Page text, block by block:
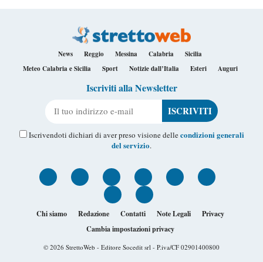
News Reggio Messina Calabria
Sicilia
Meteo Calabria e Sicilia
Sport Notizie dall’Italia Esteri Auguri
Iscriviti alla Newsletter
Iscrivendoti dichiari di aver preso visione dellecondizioni generali
del servizio.
Chi siamo Redazione Contatti Note Legali
Privacy
Cambia impostazioni privacy
© 2026 StrettoWeb - Editore Socedit srl - P.iva/CF 02901400800